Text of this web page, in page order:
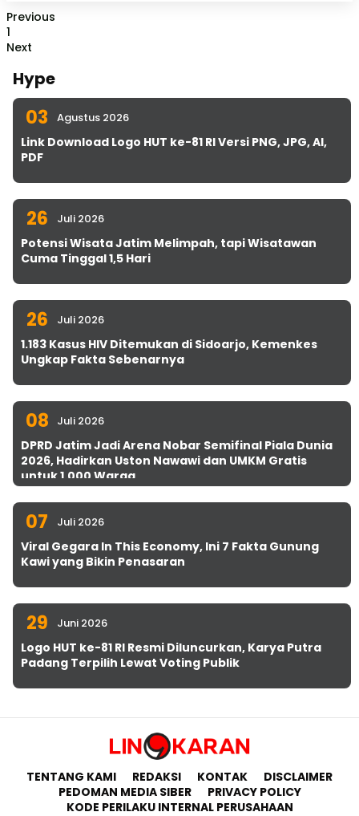
Previous
1
Next
Hype
03 Agustus 2026
Link Download Logo HUT ke-81 RI Versi PNG, JPG, AI,
PDF
26 Juli 2026
Potensi Wisata Jatim Melimpah, tapi Wisatawan
Cuma Tinggal 1,5 Hari
26 Juli 2026
1.183 Kasus HIV Ditemukan di Sidoarjo, Kemenkes
Ungkap Fakta Sebenarnya
08 Juli 2026
DPRD Jatim Jadi Arena Nobar Semifinal Piala Dunia
2026, Hadirkan Uston Nawawi dan UMKM Gratis
untuk 1.000 Warga
07 Juli 2026
Viral Gegara In This Economy, Ini 7 Fakta Gunung
Kawi yang Bikin Penasaran
29 Juni 2026
Logo HUT ke-81 RI Resmi Diluncurkan, Karya Putra
Padang Terpilih Lewat Voting Publik
TENTANG KAMI REDAKSI KONTAK
DISCLAIMER
PEDOMAN MEDIA SIBER
PRIVACY POLICY
KODE PERILAKU INTERNAL PERUSAHAAN